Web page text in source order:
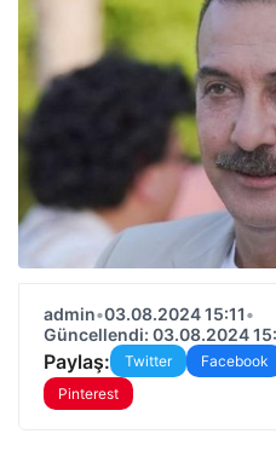
admin•03.08.2024 15:11•
Güncellendi: 03.08.2024
Paylaş: Twitter Facebook
Pinterest